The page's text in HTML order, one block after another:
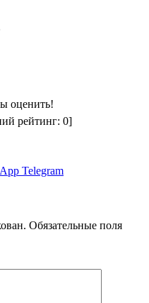
оценить!
рейтинг: 0]
Telegram
Обязательные поля